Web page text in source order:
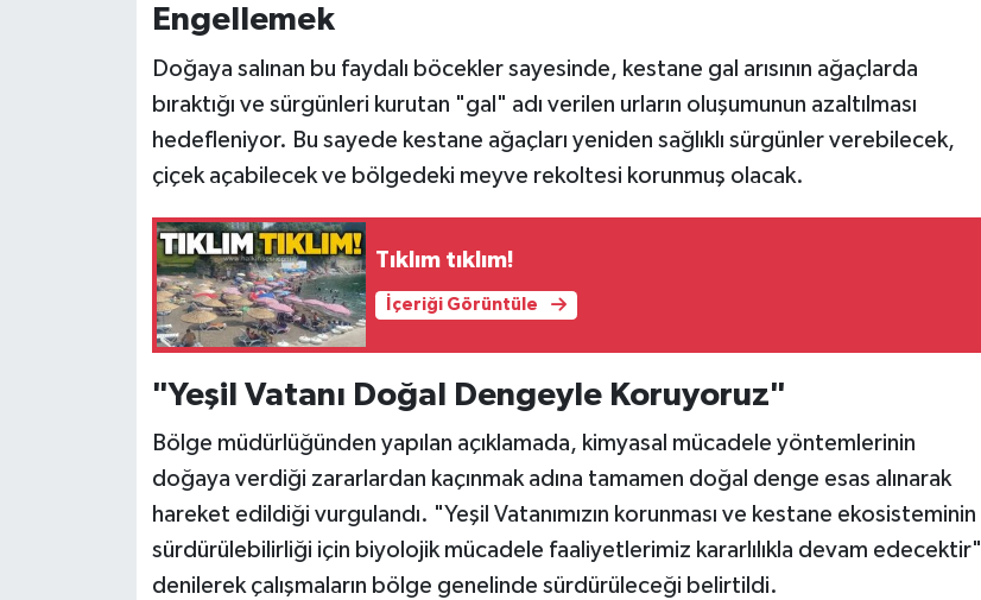
Engellemek
Doğaya salınan bu faydalı böcekler sayesinde, kestane gal arısının ağaçlarda
bıraktığı ve sürgünleri kurutan "gal" adı verilen urların oluşumunun azaltılması
hedefleniyor. Bu sayede kestane ağaçları yeniden sağlıklı sürgünler verebilecek,
çiçek açabilecek ve bölgedeki meyve rekoltesi korunmuş olacak.
Tıklım tıklım!
İçeriği Görüntüle
"Yeşil Vatanı Doğal Dengeyle Koruyoruz"
Bölge müdürlüğünden yapılan açıklamada, kimyasal mücadele yöntemlerinin
doğaya verdiği zararlardan kaçınmak adına tamamen doğal denge esas alınarak
hareket edildiği vurgulandı. "Yeşil Vatanımızın korunması ve kestane ekosisteminin
sürdürülebilirliği için biyolojik mücadele faaliyetlerimiz kararlılıkla devam edecektir"
denilerek çalışmaların bölge genelinde sürdürüleceği belirtildi.